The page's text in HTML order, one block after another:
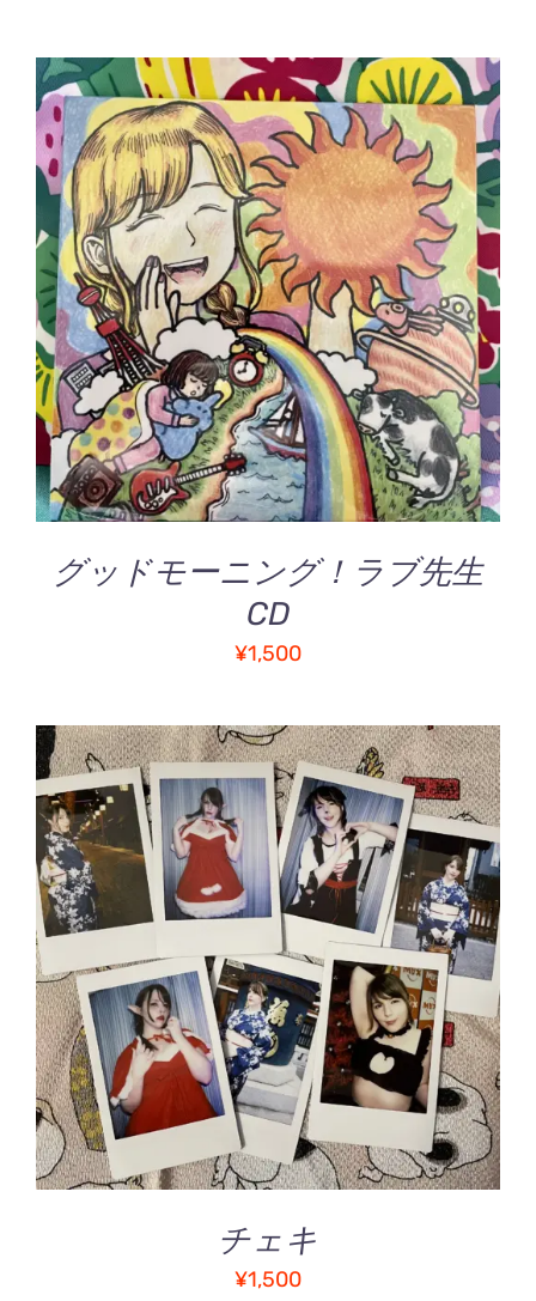
ま
す
お買い物カゴに追加
/
詳細
グッドモーニング！ラブ先生
CD
¥1,500
お買い物カゴに追加
/
詳細
チェキ
¥1,500